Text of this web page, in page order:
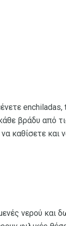
βράδυ από
να καθίσετε
νερού και